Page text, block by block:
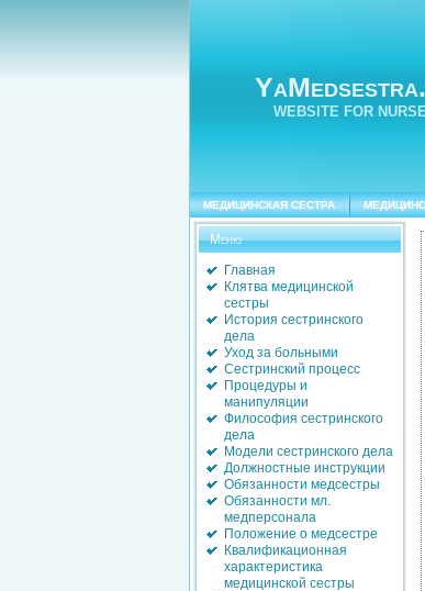
WEBSITE FOR
МЕДИЦИНСКАЯ СЕСТРА
Меню
Главная
Клятва медицинской
сестры
История сестринского
дела
Уход за больными
Сестринский процесс
Процедуры и
манипуляции
Философия сестринского
дела
Модели сестринского дела
Должностные инструкции
Обязанности медсестры
Обязанности мл.
медперсонала
Положение о медсестре
Квалификационная
характеристика
медицинской сестры